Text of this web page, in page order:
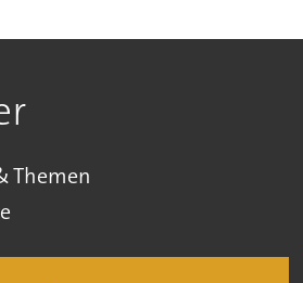
Themen